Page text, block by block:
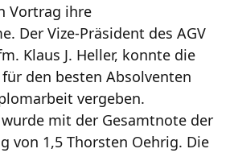
Vortrag ihre
Der Vize-Präsident des AGV
Klaus J. Heller, konnte die
den besten Absolventen
vergeben.
mit der Gesamtnote der
von 1,5 Thorsten Oehrig. Die